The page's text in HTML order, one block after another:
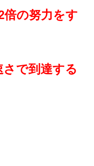
倍の努力をす
で到達する